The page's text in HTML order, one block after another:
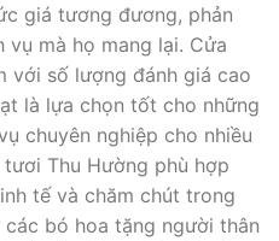
giá tương đương, phản
mà họ mang lại. Cửa
với số lượng đánh giá cao
là lựa chọn tốt cho những
chuyên nghiệp cho nhiều
Thu Hường phù hợp
tế và chăm chút trong
bó hoa tặng người thân